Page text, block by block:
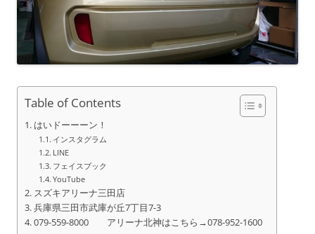
Table of Contents
はいドーーーン！
インスタグラム
LINE
フェイスブック
YouTube
スズキアリーナ三田店
兵庫県三田市武庫が丘7丁目7-3
079-559-8000 アリーナ北神はこちら→078-952-1600